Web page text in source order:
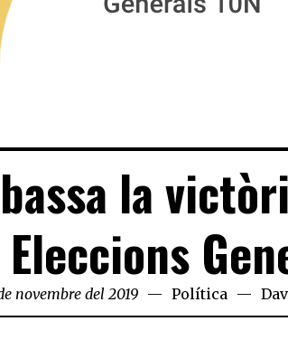
la
Eleccions
novembre del 2019 Política